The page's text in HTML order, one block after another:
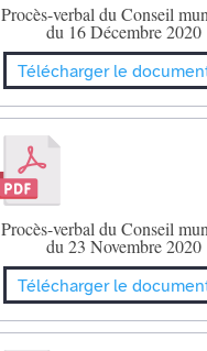
Procès-verbal du Conseil
du 16 Décembre 2020
Télécharger le
Procès-verbal du Conseil
du 23 Novembre 2020
Télécharger le